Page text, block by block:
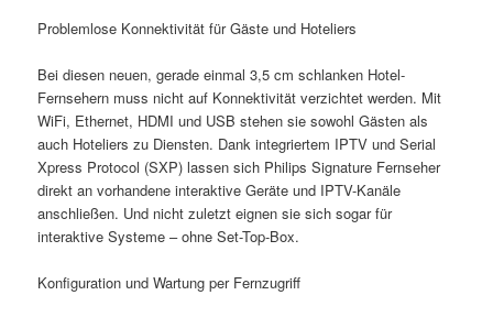
Problemlose Konnektivität für Gäste und Hoteliers
Bei diesen neuen, gerade einmal 3,5 cm schlanken Hotel-
Fernsehern muss nicht auf Konnektivität verzichtet werden. Mit
WiFi, Ethernet, HDMI und USB stehen sie sowohl Gästen als
auch Hoteliers zu Diensten. Dank integriertem IPTV und Serial
Xpress Protocol (SXP) lassen sich Philips Signature Fernseher
direkt an vorhandene interaktive Geräte und IPTV-Kanäle
anschließen. Und nicht zuletzt eignen sie sich sogar für
interaktive Systeme – ohne Set-Top-Box.
Konfiguration und Wartung per Fernzugriff